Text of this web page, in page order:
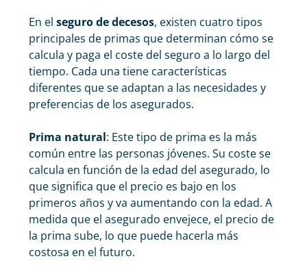
En el seguro de decesos, existen cuatro tipos
principales de primas que determinan cómo se
calcula y paga el coste del seguro a lo largo del
tiempo. Cada una tiene características
diferentes que se adaptan a las necesidades y
preferencias de los asegurados.
Prima natural: Este tipo de prima es la más
común entre las personas jóvenes. Su coste se
calcula en función de la edad del asegurado, lo
que significa que el precio es bajo en los
primeros años y va aumentando con la edad. A
medida que el asegurado envejece, el precio de
la prima sube, lo que puede hacerla más
costosa en el futuro.